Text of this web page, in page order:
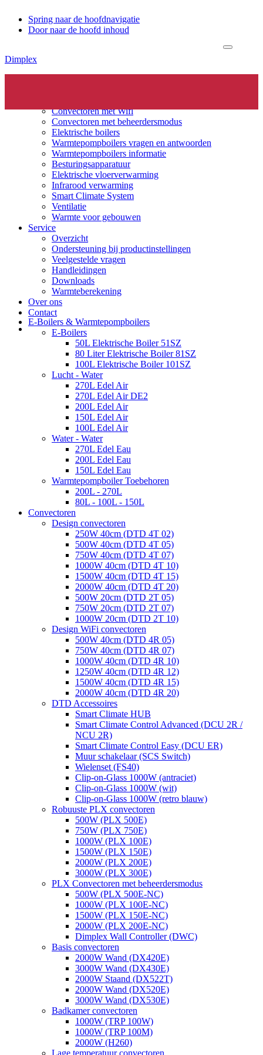
Spring naar de hoofdnavigatie
Door naar de hoofd inhoud
Dimplex
Convectoren met Wifi
Convectoren met beheerdersmodus
Elektrische boilers
Warmtepompboilers vragen en antwoorden
Warmtepompboilers informatie
Besturingsapparatuur
Elektrische vloerverwarming
Infrarood verwarming
Smart Climate System
Ventilatie
Warmte voor gebouwen
Service
Overzicht
Ondersteuning bij productinstellingen
Veelgestelde vragen
Handleidingen
Downloads
Warmteberekening
Over ons
Contact
E-Boilers & Warmtepompboilers
E-Boilers
50L Elektrische Boiler 51SZ
80 Liter Elektrische Boiler 81SZ
100L Elektrische Boiler 101SZ
Lucht - Water
270L Edel Air
270L Edel Air DE2
200L Edel Air
150L Edel Air
100L Edel Air
Water - Water
270L Edel Eau
200L Edel Eau
150L Edel Eau
Warmtepompboiler Toebehoren
200L - 270L
80L - 100L - 150L
Convectoren
Design convectoren
250W 40cm (DTD 4T 02)
500W 40cm (DTD 4T 05)
750W 40cm (DTD 4T 07)
1000W 40cm (DTD 4T 10)
1500W 40cm (DTD 4T 15)
2000W 40cm (DTD 4T 20)
500W 20cm (DTD 2T 05)
750W 20cm (DTD 2T 07)
1000W 20cm (DTD 2T 10)
Design WiFi convectoren
500W 40cm (DTD 4R 05)
750W 40cm (DTD 4R 07)
1000W 40cm (DTD 4R 10)
1250W 40cm (DTD 4R 12)
1500W 40cm (DTD 4R 15)
2000W 40cm (DTD 4R 20)
DTD Accessoires
Smart Climate HUB
Smart Climate Control Advanced (DCU 2R /
NCU 2R)
Smart Climate Control Easy (DCU ER)
Muur schakelaar (SCS Switch)
Wielenset (FS40)
Clip-on-Glass 1000W (antraciet)
Clip-on-Glass 1000W (wit)
Clip-on-Glass 1000W (retro blauw)
Robuuste PLX convectoren
500W (PLX 500E)
750W (PLX 750E)
1000W (PLX 100E)
1500W (PLX 150E)
2000W (PLX 200E)
3000W (PLX 300E)
PLX Convectoren met beheerdersmodus
500W (PLX 500E-NC)
1000W (PLX 100E-NC)
1500W (PLX 150E-NC)
2000W (PLX 200E-NC)
Dimplex Wall Controller (DWC)
Basis convectoren
2000W Wand (DX420E)
3000W Wand (DX430E)
2000W Staand (DX522T)
2000W Wand (DX520E)
3000W Wand (DX530E)
Badkamer convectoren
1000W (TRP 100W)
1000W (TRP 100M)
2000W (H260)
Lage temperatuur convectoren